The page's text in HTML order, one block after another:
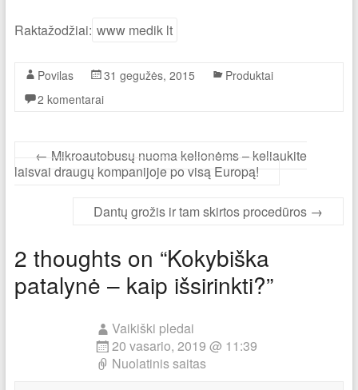
Raktažodžiai: www medik lt
Povilas 31 gegužės, 2015
Produktai
2 komentarai
← Mikroautobusų nuoma kelionėms – keliaukite
laisvai draugų kompanijoje po visą Europą!
Dantų grožis ir tam skirtos procedūros →
2 thoughts on “Kokybiška
patalynė – kaip išsirinkti?”
Vaikiški pledai
20 vasario, 2019 @ 11:39
Nuolatinis saitas